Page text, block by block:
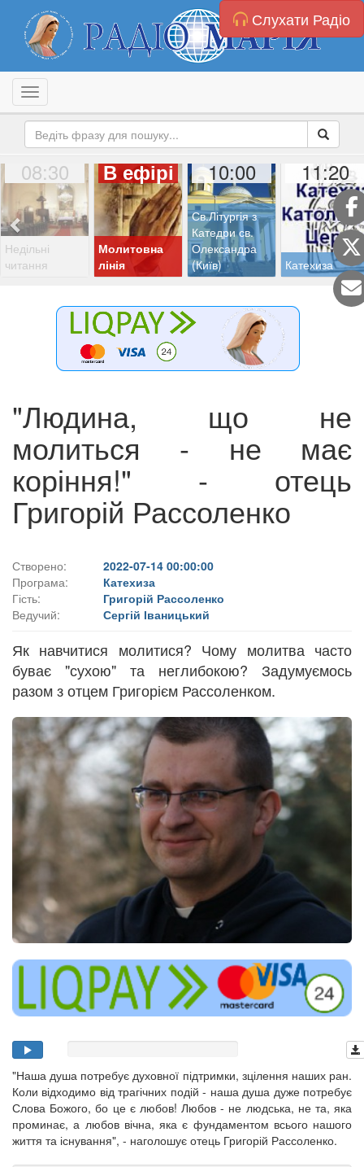
Слухати Радіо
Toggle navigation
08:30
Недільні
читання
В ефірі
Молитовна
лінія
10:00
Св.Літургія з
Катедри св.
Олександра
(Київ)
11:20
Катехиза
"Людина, що не
молиться - не має
коріння!" - отець
Григорій Рассоленко
Створено:
2022-07-14 00:00:00
Програма:
Катехиза
Гість:
Григорій Рассоленко
Ведучий:
Сергій Іваницький
Як навчитися молитися? Чому молитва часто
буває "сухою" та неглибокою? Задумуємось
разом з отцем Григорієм Рассоленком.
"Наша душа потребує духовної підтримки, зцілення наших ран.
Коли відходимо від трагічних подій - наша душа дуже потребує
Слова Божого, бо це є любов! Любов - не людська, не та, яка
проминає, а любов вічна, яка є фундаментом всього нашого
життя та існування", - наголошує отець Григорій Рассоленко.